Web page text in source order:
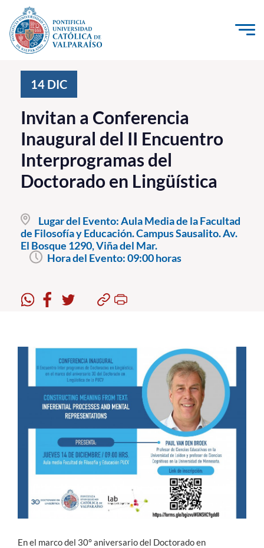
Click acá para ir directamente al contenido
Investigación, Creación e Innovación
PUCV Internacional
Vinculación con el Medio
Admisión
Pregrado
Postgrado
Formación Continua
Estudiantes
English
14 DIC
Invitan a Conferencia
Inaugural del II Encuentro
Interprogramas del
Doctorado en Lingüística
Lugar del Evento:Aula Media de la Facultad
de Filosofía y Educación. Campus Sausalito. Av.
El Bosque 1290, Viña del Mar.
Hora del Evento:09:00 horas
En el marco del 30° aniversario del Doctorado en